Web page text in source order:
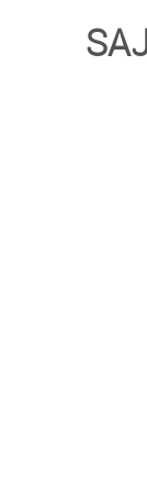
VÉRADÁS